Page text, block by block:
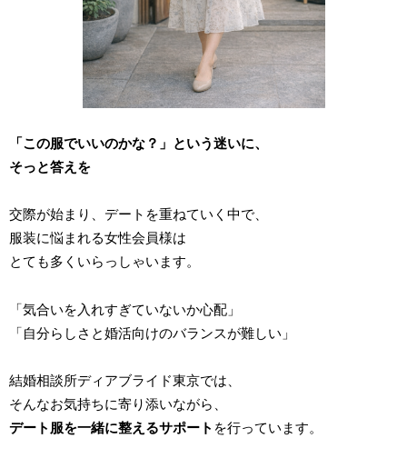
「この服でいいのかな？」という迷いに、
そっと答えを
交際が始まり、デートを重ねていく中で、
服装に悩まれる女性会員様は
とても多くいらっしゃいます。
「気合いを入れすぎていないか心配」
「自分らしさと婚活向けのバランスが難しい」
結婚相談所ディアブライド東京では、
そんなお気持ちに寄り添いながら、
デート服を一緒に整えるサポート を行っています。